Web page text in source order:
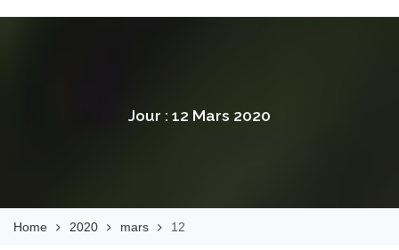
EHPAD Les Capucines
Jour : 12 Mars 2020
Home 2020 mars 12